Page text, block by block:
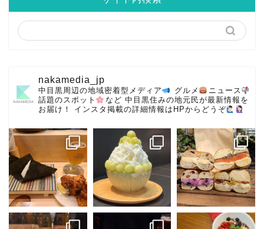
nakamedia_jp
中目黒周辺の地域密着型メディア グルメ
ニュース
話題のスポット
など 中目黒住みの地元民が最新情報を
お届け！
インスタ掲載の詳細情報はHPからどうぞ